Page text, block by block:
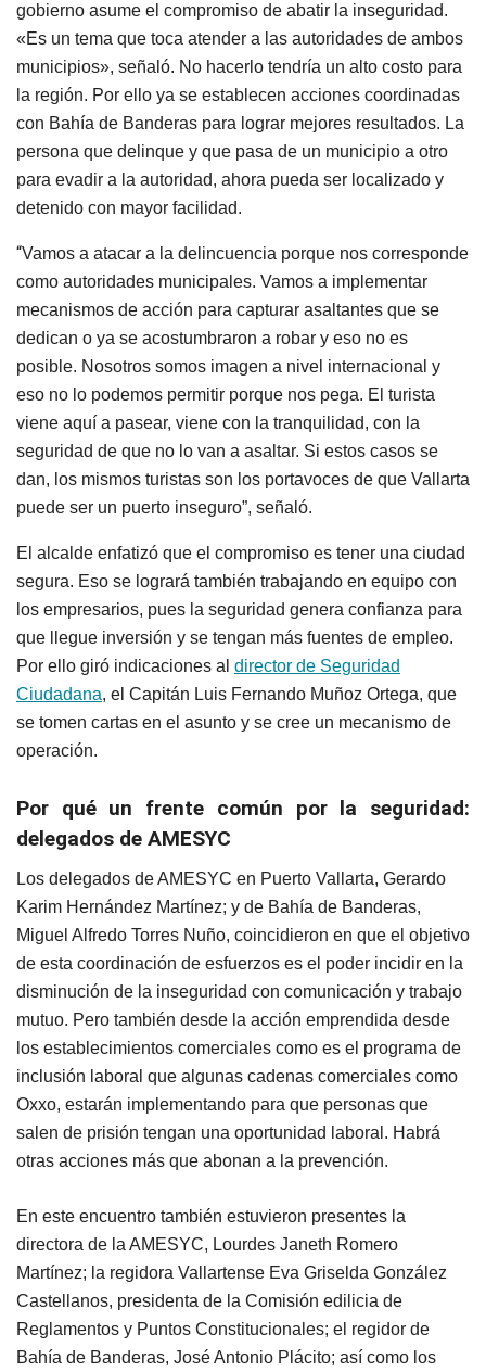
gobierno asume el compromiso de abatir la inseguridad.
«Es un tema que toca atender a las autoridades de ambos
municipios», señaló. No hacerlo tendría un alto costo para
la región. Por ello ya se establecen acciones coordinadas
con Bahía de Banderas para lograr mejores resultados. La
persona que delinque y que pasa de un municipio a otro
para evadir a la autoridad, ahora pueda ser localizado y
detenido con mayor facilidad.
“Vamos a atacar a la delincuencia porque nos corresponde
como autoridades municipales. Vamos a implementar
mecanismos de acción para capturar asaltantes que se
dedican o ya se acostumbraron a robar y eso no es
posible. Nosotros somos imagen a nivel internacional y
eso no lo podemos permitir porque nos pega. El turista
viene aquí a pasear, viene con la tranquilidad, con la
seguridad de que no lo van a asaltar. Si estos casos se
dan, los mismos turistas son los portavoces de que Vallarta
puede ser un puerto inseguro”, señaló.
El alcalde enfatizó que el compromiso es tener una ciudad
segura. Eso se logrará también trabajando en equipo con
los empresarios, pues la seguridad genera confianza para
que llegue inversión y se tengan más fuentes de empleo.
Por ello giró indicaciones al director de Seguridad
Ciudadana, el Capitán Luis Fernando Muñoz Ortega, que
se tomen cartas en el asunto y se cree un mecanismo de
operación.
Por qué un frente común por la seguridad:
delegados de AMESYC
Los delegados de AMESYC en Puerto Vallarta, Gerardo
Karim Hernández Martínez; y de Bahía de Banderas,
Miguel Alfredo Torres Nuño, coincidieron en que el objetivo
de esta coordinación de esfuerzos es el poder incidir en la
disminución de la inseguridad con comunicación y trabajo
mutuo. Pero también desde la acción emprendida desde
los establecimientos comerciales como es el programa de
inclusión laboral que algunas cadenas comerciales como
Oxxo, estarán implementando para que personas que
salen de prisión tengan una oportunidad laboral. Habrá
otras acciones más que abonan a la prevención.
En este encuentro también estuvieron presentes la
directora de la AMESYC, Lourdes Janeth Romero
Martínez; la regidora Vallartense Eva Griselda González
Castellanos, presidenta de la Comisión edilicia de
Reglamentos y Puntos Constitucionales; el regidor de
Bahía de Banderas, José Antonio Plácito; así como los